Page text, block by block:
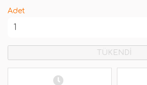
Adet
TÜKENDİ